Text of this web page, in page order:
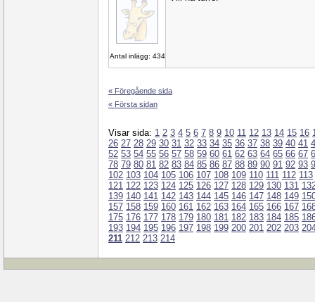
Antal inlägg: 434
« Föregående sida
« Första sidan
Visar sida: 1 2 3 4 5 6 7 8 9 10 11 12 13 14 15 16
26 27 28 29 30 31 32 33 34 35 36 37 38 39 40 41
52 53 54 55 56 57 58 59 60 61 62 63 64 65 66 67
78 79 80 81 82 83 84 85 86 87 88 89 90 91 92 93
102 103 104 105 106 107 108 109 110 111 112 113
121 122 123 124 125 126 127 128 129 130 131
139 140 141 142 143 144 145 146 147 148 149
157 158 159 160 161 162 163 164 165 166 167
175 176 177 178 179 180 181 182 183 184 185
193 194 195 196 197 198 199 200 201 202 203
211 212 213 214